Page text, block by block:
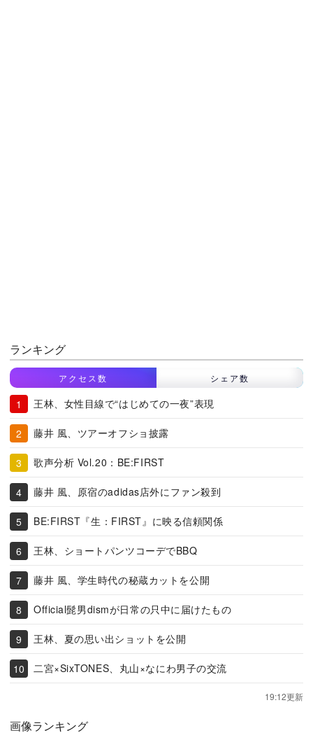
ランキング
アクセス数 シェア数
王林、女性目線で“はじめての一夜”表現
藤井 風、ツアーオフショ披露
歌声分析 Vol.20：BE:FIRST
藤井 風、原宿のadidas店外にファン殺到
BE:FIRST『生：FIRST』に映る信頼関係
王林、ショートパンツコーデでBBQ
藤井 風、学生時代の秘蔵カットを公開
Official髭男dismが日常の只中に届けたもの
王林、夏の思い出ショットを公開
二宮×SixTONES、丸山×なにわ男子の交流
19:12更新
画像ランキング